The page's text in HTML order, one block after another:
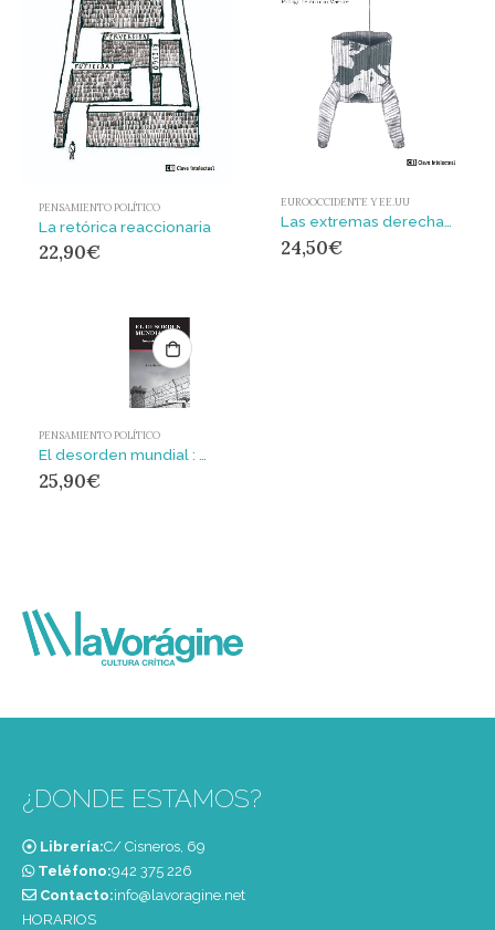
PENSAMIENTO POLÍTICO
La retórica reaccionaria
22,90€
EUROOCCIDENTE Y EE.UU
24,50€
PENSAMIENTO POLÍTICO
25,90€
¿DONDE ESTAMOS?
Librería:C/ Cisneros, 69
Teléfono:‭942 375 226‬
Contacto:info@lavoragine.net
HORARIOS